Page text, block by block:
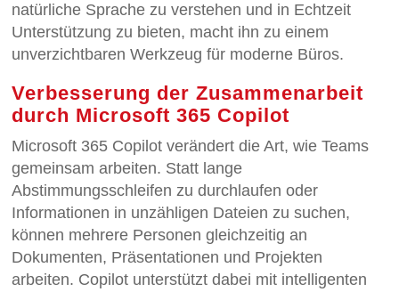
natürliche Sprache zu verstehen und in Echtzeit
Unterstützung zu bieten, macht ihn zu einem
unverzichtbaren Werkzeug für moderne Büros.
Verbesserung der Zusammenarbeit
durch Microsoft 365 Copilot
Microsoft 365 Copilot verändert die Art, wie Teams
gemeinsam arbeiten. Statt lange
Abstimmungsschleifen zu durchlaufen oder
Informationen in unzähligen Dateien zu suchen,
können mehrere Personen gleichzeitig an
Dokumenten, Präsentationen und Projekten
arbeiten. Copilot unterstützt dabei mit intelligenten